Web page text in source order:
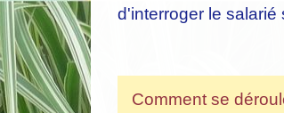
d'interroger le
Comment se